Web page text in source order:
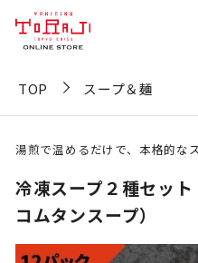
TOP スープ＆麺
湯煎で温めるだけで、本格的な
冷凍スープ２種セッ
コムタンスープ）